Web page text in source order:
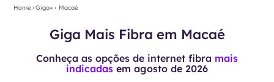
Home›Giga+› Macaé
Giga Mais Fibra em Macaé
Conheça as opções de internet fibra mais
indicadas em agosto de 2026